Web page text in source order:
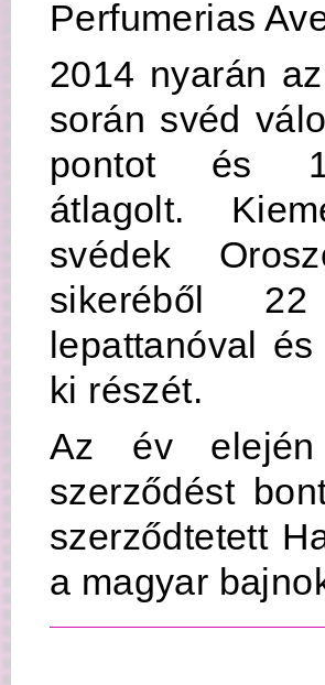
Perfumerias
2014 nyarán
során svéd
pontot és
átlagolt.
svédek
sikeréből
lepattanóval
ki részét.
Az év elején
szerződést
szerződtetett
a magyar